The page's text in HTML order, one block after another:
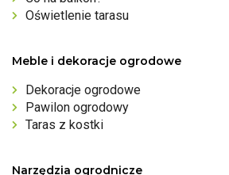
Oświetlenie tarasu
Meble i dekoracje ogrodowe
Dekoracje ogrodowe
Pawilon ogrodowy
Taras z kostki
Narzędzia ogrodnicze